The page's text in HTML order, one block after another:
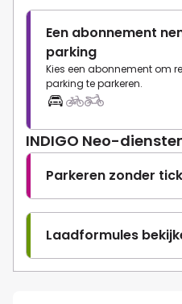
Een abonnement
parking
Kies een abonnement om
parking te parkeren.
INDIGO Neo-
Parkeren zonder
Laadformules